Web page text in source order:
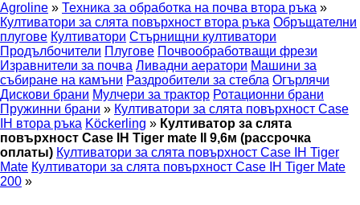
Agroline » Техника за обработка на почва втора ръка »
Култиватори за слята повърхност втора ръка Обръщателни
плугове Култиватори Стърнищни култиватори
Продълбочители Плугове Почвообработващи фрези
Изравнители за почва Ливадни аератори Машини за
събиране на камъни Раздробители за стебла Огърлячи
Дискови брани Мулчери за трактор Ротационни брани
Пружинни брани » Култиватори за слята повърхност Case
IH втора ръка Köckerling » Култиватор за слята
повърхност Case IH Tiger mate II 9,6м (рассрочка
оплаты) Култиватори за слята повърхност Case IH Tiger
Mate Култиватори за слята повърхност Case IH Tiger Mate
200 »